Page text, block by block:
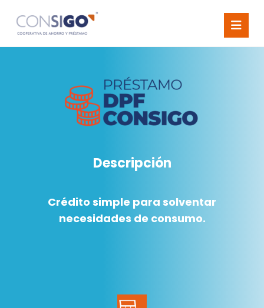
Descripción
Crédito simple para solventar
necesidades de consumo.